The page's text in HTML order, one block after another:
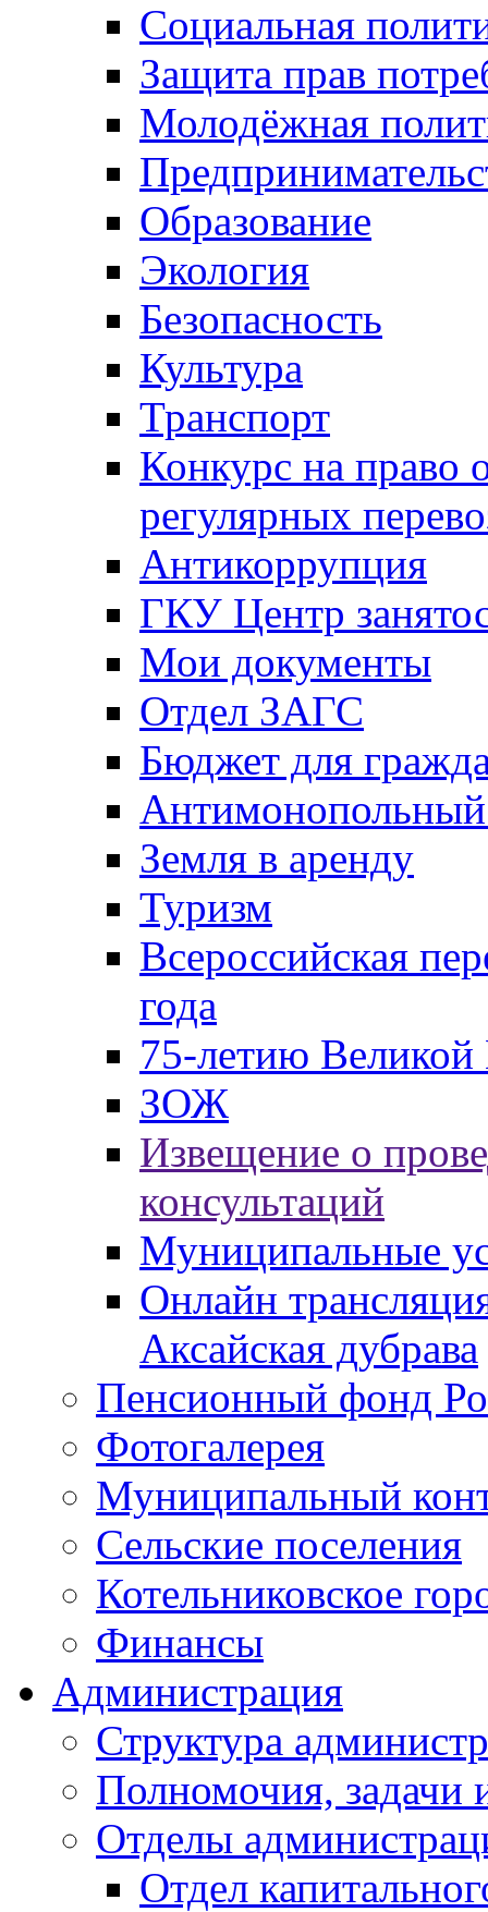
Социальная
Защита прав
Молодёжная
Образование
Экология
Безопасность
Культура
Транспорт
Конкурс на право
регулярных
Антикоррупция
ГКУ Центр
Мои документы
Отдел ЗАГС
Бюджет для
Антимонопольный
Земля в аренду
Туризм
Всероссийская
года
75-летию
ЗОЖ
Извещение о
консультаций
Муниципальные
Онлайн
Аксайская дубрава
Пенсионный фонд
Фотогалерея
Муниципальный
Сельские поселения
Котельниковское
Финансы
Администрация
Структура
Полномочия, задачи
Отделы
Отдел